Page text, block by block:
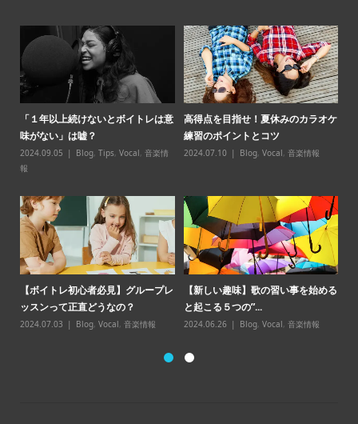
「１年以上続けないとボイトレは意
味がない」は嘘？
2024.09.05 Blog, Tips, Vocal, 音楽情
報
高得点を目指せ！夏休みのカラオケ
練習のポイントとコツ
2024.07.10 Blog, Vocal, 音楽情報
【ボイトレ初心者必見】グループレ
ッスンって正直どうなの？
2024.07.03 Blog, Vocal, 音楽情報
【新しい趣味】歌の習い事を始める
と起こる５つの”...
2024.06.26 Blog, Vocal, 音楽情報